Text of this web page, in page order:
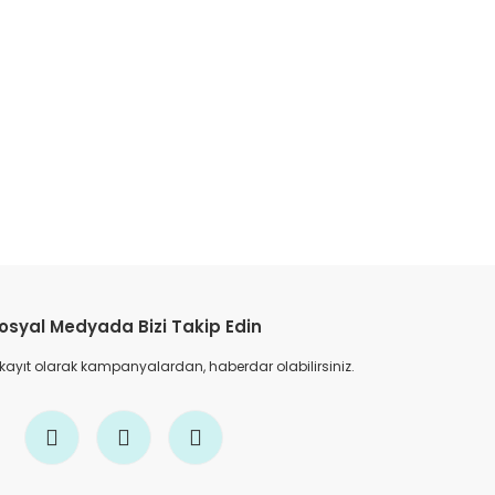
Medyada Bizi Takip Edin
olarak kampanyalardan, haberdar olabilirsiniz.